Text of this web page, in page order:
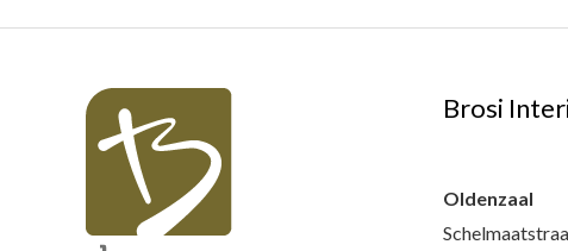
Brosi
Oldenzaal